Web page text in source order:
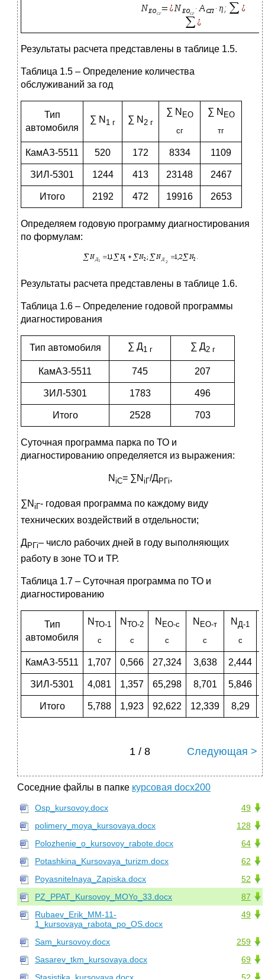
Результаты расчета представлены в таблице 1.5.
Таблица 1.5 – Определение количества
обслуживаний за год
Тип
автомобиля
∑ N 1 г ∑ N 2 г
∑ N ЕО
сг
∑ N ЕО
тг
КамАЗ-5511 520 172 8334 1109
ЗИЛ-5301 1244 413 23148 2467
Итого 2192 472 19916 2653
Определяем годовую программу диагностирования
по формулам:
Результаты расчета представлены в таблице 1.6.
Таблица 1.6 – Определение годовой программы
диагностирования
Тип автомобиля ∑ Д1 г ∑ Д2 г
КамАЗ-5511 745 207
ЗИЛ-5301 1783 496
Итого 2528 703
Суточная программа парка по ТО и
диагностированию определяется из выражения:
N iC= ∑N i Г/ДРГi,
∑N i Г- годовая программа по каждому виду
технических воздействий в отдельности;
ДРГi– число рабочих дней в году выполняющих
работу в зоне ТО и ТР.
Таблица 1.7 – Суточная программа по ТО и
диагностированию
Тип
автомобиля
N ТО-1
с
N ТО-2
с
N ЕО-с
с
N ЕО-т
с
N Д-1
с
КамАЗ-5511 1,707 0,566 27,324 3,638 2,444
ЗИЛ-5301 4,081 1,357 65,298 8,701 5,846
Итого 5,788 1,923 92,622 12,339 8,29
1 / 8 Следующая >
Соседние файлы в папке курсовая docx200
49
Osp_kursovoy.docx
128
polimery_moya_kursovaya.docx
64
Polozhenie_o_kursovoy_rabote.docx
62
Potashkina_Kursovaya_turizm.docx
52
Poyasnitelnaya_Zapiska.docx
87
PZ_PPAT_Kursovoy_MOYo_33.docx
49
Rubaev_Erik_MM-11-
1_kursovaya_rabota_po_OS.docx
259
Sam_kursovoy.docx
69
Sasarev_tkm_kursovaya.docx
52
Stasistika_kursovaya.docx